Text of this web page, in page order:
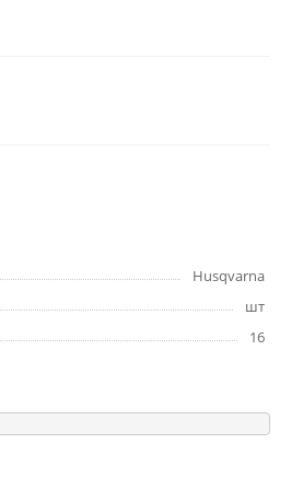
Husqvarna
шт
16